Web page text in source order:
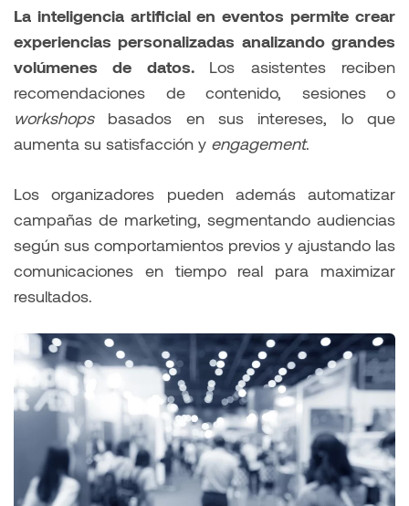
La inteligencia artificial en eventos permite crear
experiencias personalizadas analizando grandes
volúmenes de datos. Los asistentes reciben
recomendaciones de contenido, sesiones o
workshops basados en sus intereses, lo que
aumenta su satisfacción y engagement.
Los organizadores pueden además automatizar
campañas de marketing, segmentando audiencias
según sus comportamientos previos y ajustando las
comunicaciones en tiempo real para maximizar
resultados.